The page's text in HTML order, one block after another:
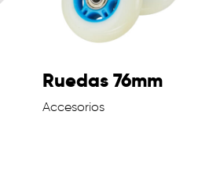
Ruedas 76mm
Accesorios